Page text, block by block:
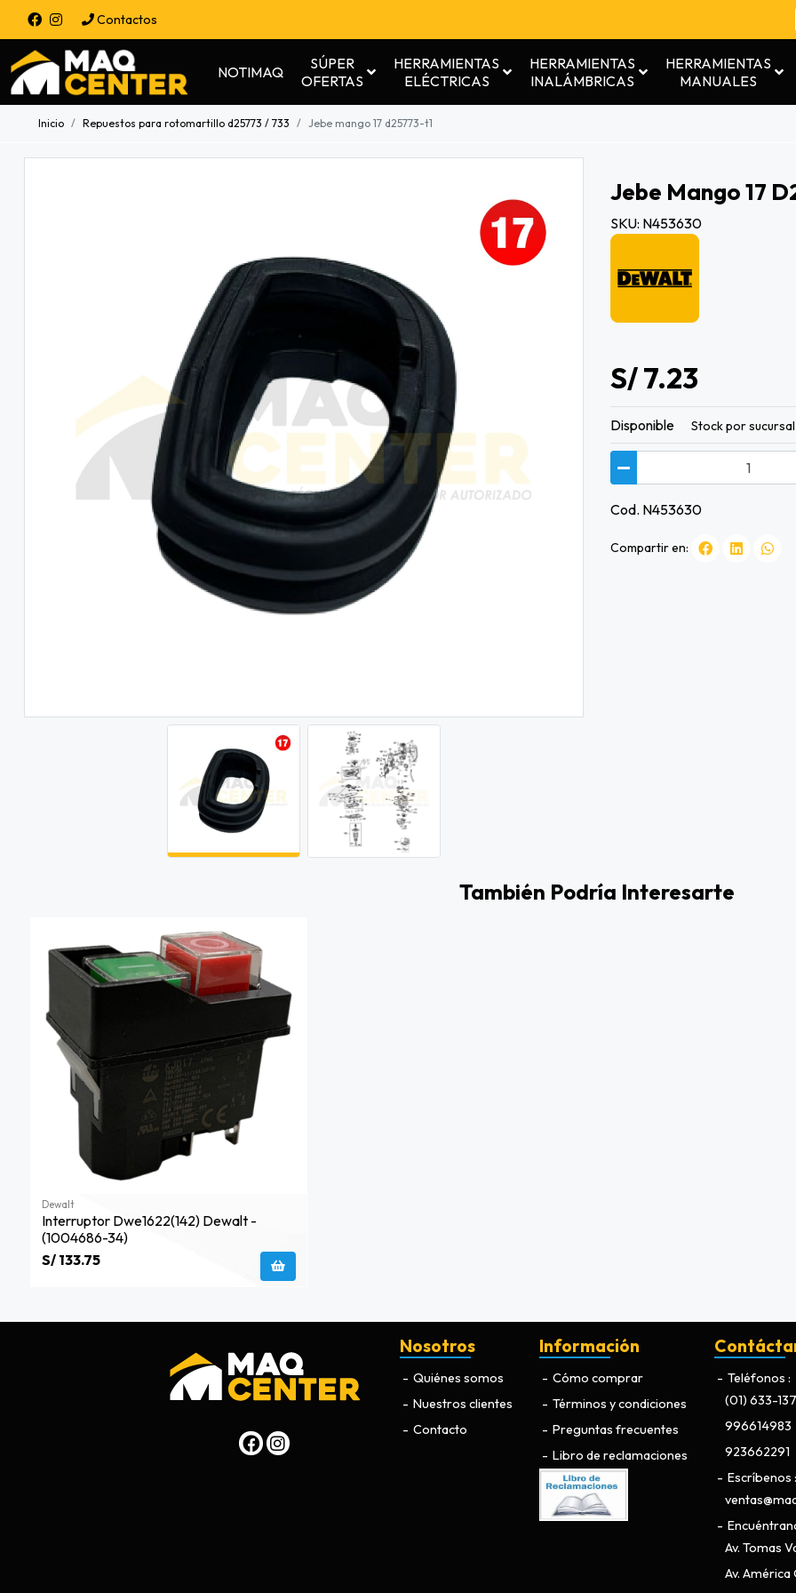
Contactos
NOTIMAQ
SÚPER
OFERTAS
HERRAMIENTAS
ELÉCTRICAS
HERRAMIENTAS
INALÁMBRICAS
HERRAMIENTAS
MANUALES
Inicio Repuestos para rotomartillo d25773 / 733 Jebe mango 17 d25773-t1
Jebe Mango 17
SKU: N453630
S/ 7.23
Disponible Stock por sucursal
Cod. N453630
Compartir en:
También Podría Interesarte
Dewalt
Interruptor Dwe1622(142) Dewalt -
(1004686-34)
S/ 133.75
Nosotros
Quiénes somos
Nuestros clientes
Contacto
Información
Cómo comprar
Términos y condiciones
Preguntas frecuentes
Libro de reclamaciones
Teléfonos
(01) 633-
996614983
923662291
Escríbenos
Av. Tomas
Av. América